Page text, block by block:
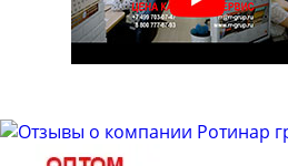
Труба бесшовная 51
Труба бесшовная 53